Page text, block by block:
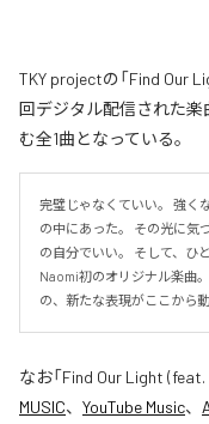
TKY projectの「Find Our
回デジタル配信された楽
む全1曲となっている。
完璧じゃなくていい。 強く
の中にあった。 その光に気
の自分でいい。 そして、ひ
Naomi初のオリジナル楽曲
の、新たな表現がここから動
なお「Find Our Light (feat.
MUSIC、 YouTube Music、